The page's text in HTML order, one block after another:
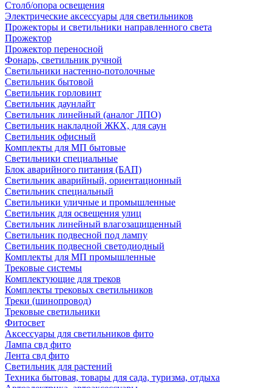
Столб/опора освещения
Электрические аксессуары для светильников
Прожекторы и светильники направленного света
Прожектор
Прожектор переносной
Фонарь, светильник ручной
Светильники настенно-потолочные
Светильник бытовой
Светильник горловинт
Светильник даунлайт
Светильник линейный (аналог ЛПО)
Светильник накладной ЖКХ, для саун
Светильник офисный
Комплекты для МП бытовые
Светильники специальные
Блок аварийного питания (БАП)
Светильник аварийный, ориентационный
Светильник специальный
Светильники уличные и промышленные
Светильник для освещения улиц
Светильник линейный влагозащищенный
Светильник подвесной под лампу
Светильник подвесной светодиодный
Комплекты для МП промышленные
Трековые системы
Комплектующие для треков
Комплекты трековых светильников
Треки (шинопровод)
Трековые светильники
Фитосвет
Аксессуары для светильников фито
Лампа свд фито
Лента свд фито
Светильник для растений
Техника бытовая, товары для сада, туризма, отдыха